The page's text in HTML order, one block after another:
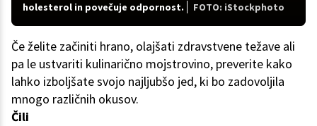
holesterol in povečuje odpornost.
FOTO: iStockphoto
Če želite začiniti hrano, olajšati zdravstvene težave ali
pa le ustvariti kulinarično mojstrovino, preverite kako
lahko izboljšate svojo najljubšo jed, ki bo zadovoljila
mnogo različnih okusov.
Čili